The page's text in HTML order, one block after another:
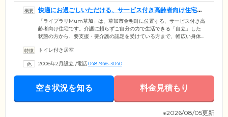
快適にお過ごしいただける、サービス付き高齢者向け住宅で
す「ライブラリMum草加」は、草加市金明町に位置する、サービス付き高
齢者向け住宅です。介護に頼らずご自分の力で生活できる「自立」した
状態の方から、要支援・要介護の認定を受けている方まで、幅広い身体
駐。ご入居者様の必要に応じて、身の回りのサポートをいたします。お
アの応接間や食堂に出ると、ほかのご入居者様とのコミュニケーション
を楽しめます。完全バリアフリー設計で安全に過ごせるのも魅力。どう
トイレ付き居室
2006年2月設立 /電話048-946-3040
空き状況を知る 料金見積もり
※2026/08/05更新